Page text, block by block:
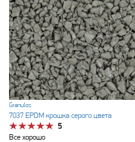
Granulos
7037 EPDM крошка серого цвета
5
Все хорошо